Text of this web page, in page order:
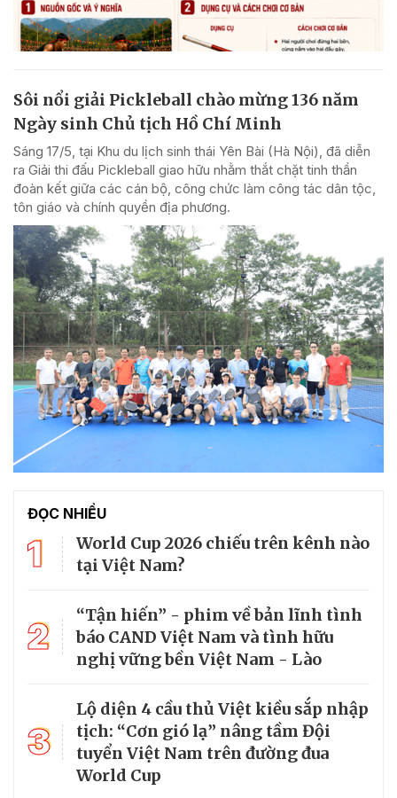
Sôi nổi giải Pickleball chào mừng 136 năm
Ngày sinh Chủ tịch Hồ Chí Minh
Sáng 17/5, tại Khu du lịch sinh thái Yên Bài (Hà Nội), đã diễn
ra Giải thi đấu Pickleball giao hữu nhằm thắt chặt tinh thần
đoàn kết giữa các cán bộ, công chức làm công tác dân tộc,
tôn giáo và chính quyền địa phương.
ĐỌC NHIỀU
1
World Cup 2026 chiếu trên kênh nào
tại Việt Nam?
2
“Tận hiến” - phim về bản lĩnh tình
báo CAND Việt Nam và tình hữu
nghị vững bền Việt Nam - Lào
3
Lộ diện 4 cầu thủ Việt kiều sắp nhập
tịch: “Cơn gió lạ” nâng tầm Đội
tuyển Việt Nam trên đường đua
World Cup